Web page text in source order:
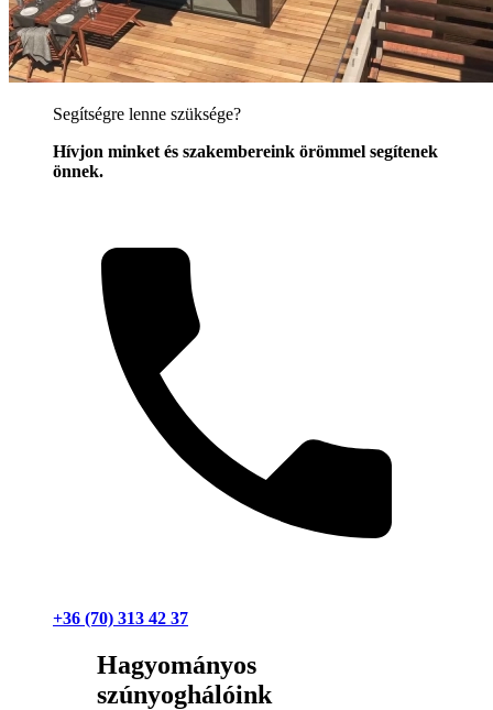
Segítségre lenne szüksége?
Hívjon minket és szakembereink örömmel segítenek
önnek.
+36 (70) 313 42 37
Hagyományos
szúnyoghálóink